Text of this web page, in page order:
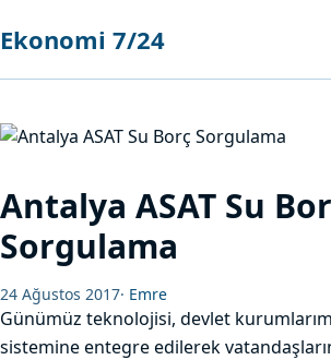
Ekonomi 7/24
Antalya ASAT Su
Sorgulama
24 Ağustos 2017· Emre
Günümüz teknolojisi, devlet
sistemine entegre edilerek